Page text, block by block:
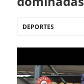
DEPORTES